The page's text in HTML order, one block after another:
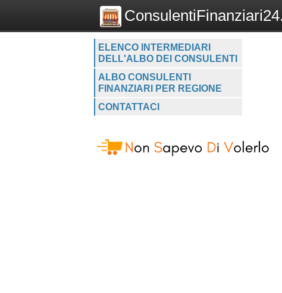
ELENCO INTERMEDIARI
DELL'ALBO DEI CONSULENTI
ALBO CONSULENTI
FINANZIARI PER REGIONE
CONTATTACI